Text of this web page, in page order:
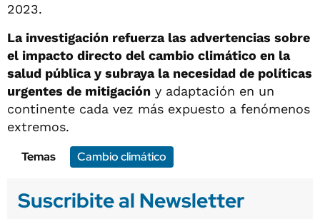
2023.
La investigación refuerza las advertencias sobre
el impacto directo del cambio climático en la
salud pública y subraya la necesidad de políticas
urgentes de mitigación y adaptación en un
continente cada vez más expuesto a fenómenos
extremos.
Temas
Cambio climático
Suscribite al Newsletter